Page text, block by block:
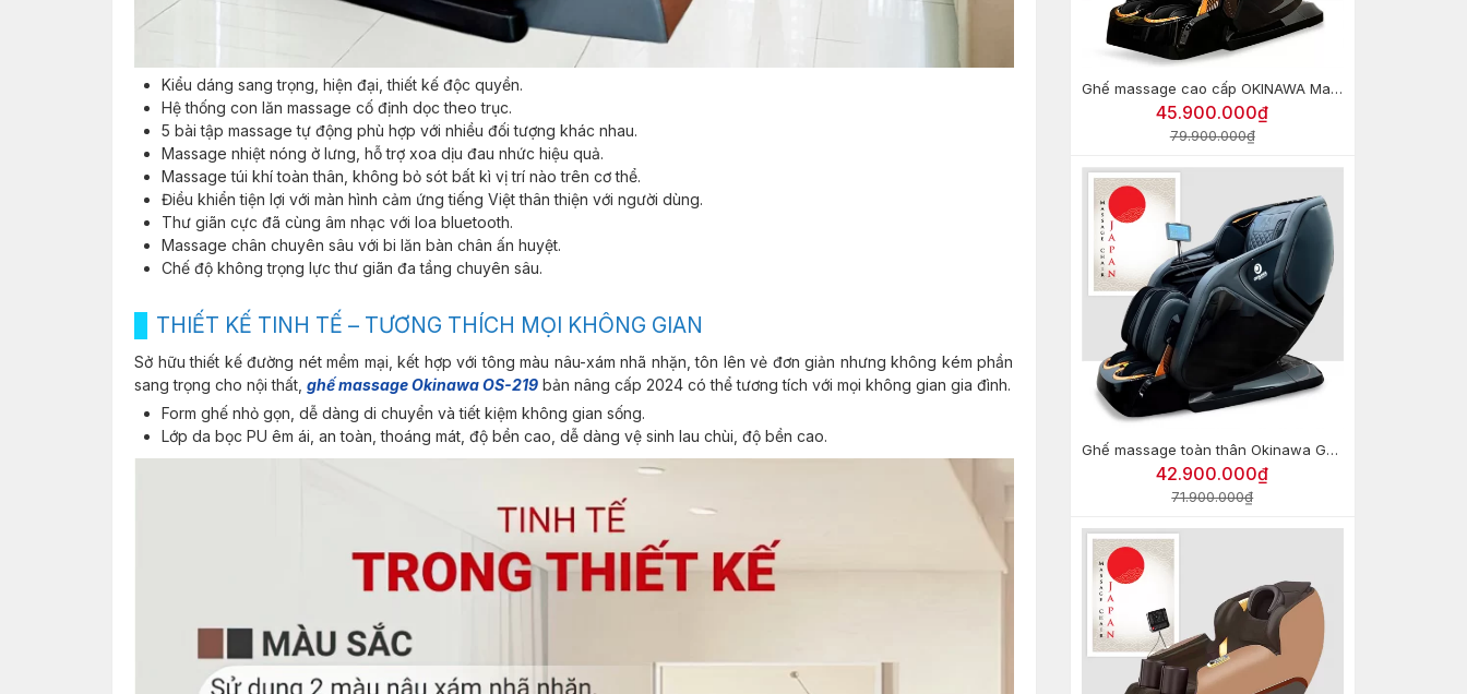
Kiểu dáng sang trọng, hiện đại, thiết kế độc quyền.
Hệ thống con lăn massage cố định dọc theo trục.
5 bài tập massage tự động phù hợp với nhiều đối tượng khác nhau.
Massage nhiệt nóng ở lưng, hỗ trợ xoa dịu đau nhức hiệu quả.
Massage túi khí toàn thân, không bỏ sót bất kì vị trí nào trên cơ thể.
Điều khiển tiện lợi với màn hình cảm ứng tiếng Việt thân thiện với người dùng.
Thư giãn cực đã cùng âm nhạc với loa bluetooth.
Massage chân chuyên sâu với bi lăn bàn chân ấn huyệt.
Chế độ không trọng lực thư giãn đa tầng chuyên sâu.
THIẾT KẾ TINH TẾ – TƯƠNG THÍCH MỌI KHÔNG GIAN
Sở hữu thiết kế đường nét mềm mại, kết hợp với tông màu nâu-xám nhã nhặn, tôn lên vẻ đơn giản nhưng không kém phần
sang trọng cho nội thất, ghế massage Okinawa OS-219 bản nâng cấp 2024 có thể tương tích với mọi không gian gia đình.
Form ghế nhỏ gọn, dễ dàng di chuyển và tiết kiệm không gian sống.
Lớp da bọc PU êm ái, an toàn, thoáng mát, độ bền cao, dễ dàng vệ sinh lau chùi, độ bền cao.
Ghế massage cao cấp OKINAWA Majestic Monarch OS-500
45.900.000₫
79.900.000₫
Ghế massage toàn thân Okinawa GOOD9 (Công nghệ 8D)
42.900.000₫
71.900.000₫